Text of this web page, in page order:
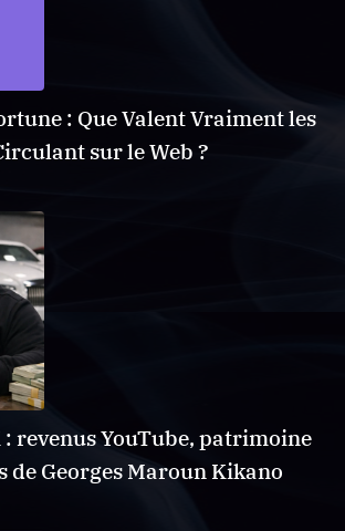
: Que Valent Vraiment les
sur le Web ?
: revenus YouTube, patrimoine
de Georges Maroun Kikano